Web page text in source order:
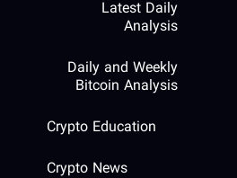
Latest Daily
Analysis
Daily and Weekly
Bitcoin Analysis
Crypto Education
Crypto News